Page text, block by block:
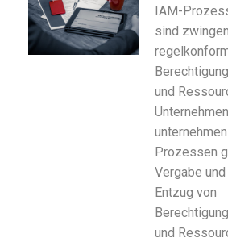
IAM-
sind
und
Prozessen
Vergabe und
Entzug von
und